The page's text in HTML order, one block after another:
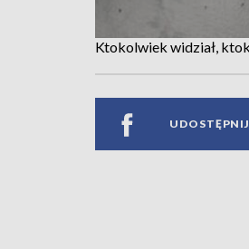
Ktokolwiek widział,